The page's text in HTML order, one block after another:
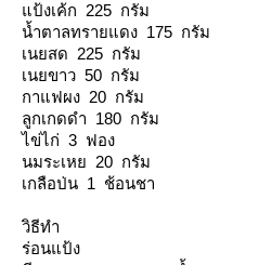
ป้งเค้ก 225 กรัม
น้ำตาลทรายแดง 175 กรัม
เนยสด 225 กรัม
เนยขาว 50 กรัม
กาแฟผง 20 กรัม
ลูกเกดดำ 180 กรัม
ไข่ไก่ 3 ฟอง
นมระเหย 20 กรัม
เกลือป่น 1 ช้อนชา
วิธีทำ
ร่อนแป้ง